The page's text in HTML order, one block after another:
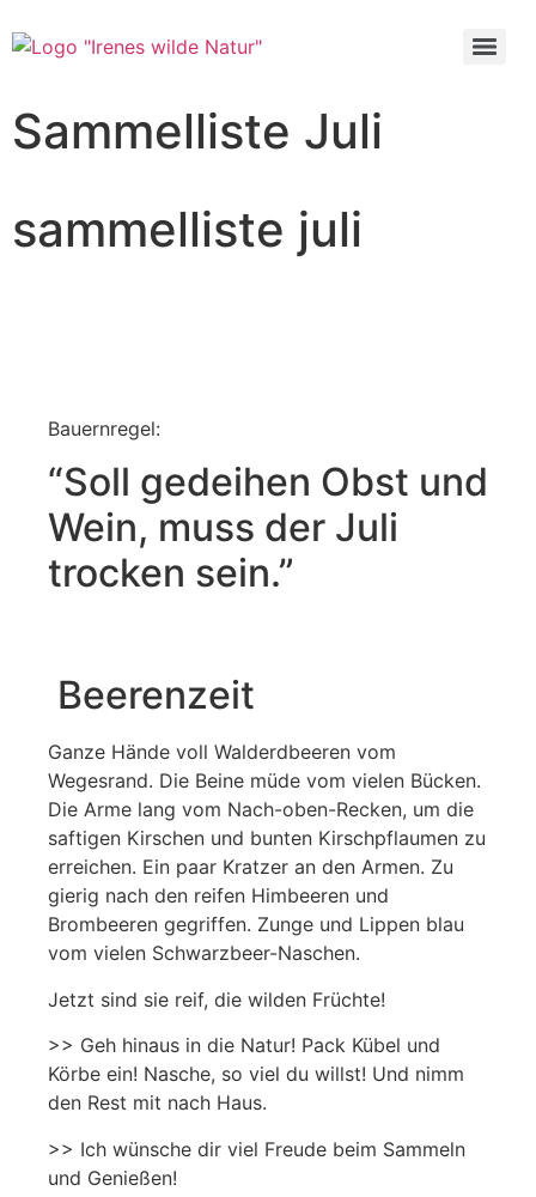
Sammelliste Juli
sammelliste juli
Bauernregel:
“Soll gedeihen Obst und
Wein, muss der Juli
trocken sein.”
Beerenzeit
Ganze Hände voll Walderdbeeren vom
Wegesrand. Die Beine müde vom vielen Bücken.
Die Arme lang vom Nach-oben-Recken, um die
saftigen Kirschen und bunten Kirschpflaumen zu
erreichen. Ein paar Kratzer an den Armen. Zu
gierig nach den reifen Himbeeren und
Brombeeren gegriffen. Zunge und Lippen blau
vom vielen Schwarzbeer-Naschen.
Jetzt sind sie reif, die wilden Früchte!
>> Geh hinaus in die Natur! Pack Kübel und
Körbe ein! Nasche, so viel du willst! Und nimm
den Rest mit nach Haus.
>> Ich wünsche dir viel Freude beim Sammeln
und Genießen!